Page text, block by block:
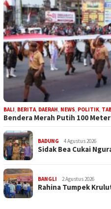
BALI BERITA DAERAH NEWS POLITIK
Bendera Merah Putih 100
BADUNG 4 Agustus 2026
Sidak Bea Cukai
BANGLI 2 Agustus 2026
Rahina Tumpek